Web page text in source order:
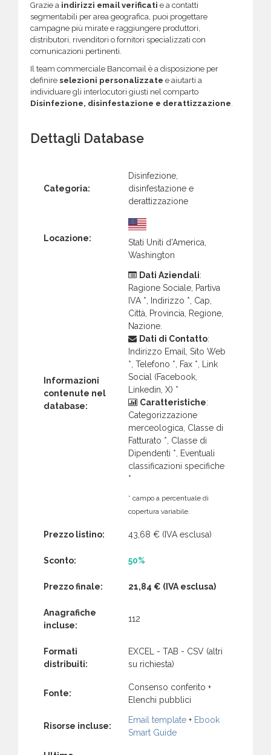
Grazie a indirizzi email verificati e a contatti
segmentabili per area geografica, puoi progettare
campagne più mirate e raggiungere produttori,
distributori, rivenditori o fornitori specializzati con
comunicazioni pertinenti.
Il team commerciale Bancomail è a disposizione per
definire selezioni personalizzate e aiutarti a
individuare gli interlocutori giusti nel comparto
Disinfezione, disinfestazione e derattizzazione.
Dettagli Database
Categoria:
Disinfezione,
disinfestazione e
derattizzazione
Locazione:
Stati Uniti d’America,
Washington
Informazioni
contenute nel
database:
Dati Aziendali:
Ragione Sociale, Partiva
IVA *, Indirizzo *, Cap,
Città, Provincia, Regione,
Nazione.
Dati di Contatto:
Indirizzo Email, Sito Web
*, Telefono *, Fax *, Link
Social (Facebook,
Linkedin, X) *
Caratteristiche:
Categorizzazione
merceologica, Classe di
Fatturato *, Classe di
Dipendenti *, Eventuali
classificazioni specifiche
*
* campo a percentuale di
copertura variabile.
Prezzo listino: 43,68 € (IVA esclusa)
Sconto: 50%
Prezzo finale: 21,84 € (IVA esclusa)
Anagrafiche
incluse:
112
Formati
distribuiti:
EXCEL - TAB - CSV (altri
su richiesta)
Fonte:
Consenso conferito +
Elenchi pubblici
Risorse incluse:
Email template + Ebook
Smart Guide